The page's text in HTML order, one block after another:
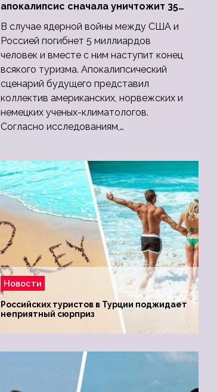
апокалипсис сначала уничтожит 350
миллионов, а потом 5 миллиардов
людей
В случае ядерной войны между США и
Россией погибнет 5 миллиардов
человек и вместе с ним наступит конец
всякого туризма. Апокалипсический
сценарий будущего представил
коллектив американских, норвежских и
немецких ученых-климатологов.
Согласно исследованиям,…
Новости
Российских туристов в Турции поджидает
неприятный сюрприз